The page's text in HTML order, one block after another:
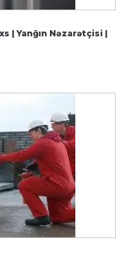
| Yanğın Nəzarətçisi |